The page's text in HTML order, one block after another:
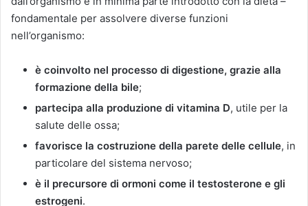
fondamentale per assolvere diverse funzioni
nell’organismo:
è coinvolto nel processo di digestione, grazie alla
formazione della bile;
partecipa alla produzione di vitamina D, utile per la
salute delle ossa;
favorisce la costruzione della parete delle cellule, in
particolare del sistema nervoso;
è il precursore di ormoni come il testosterone e gli
estrogeni.